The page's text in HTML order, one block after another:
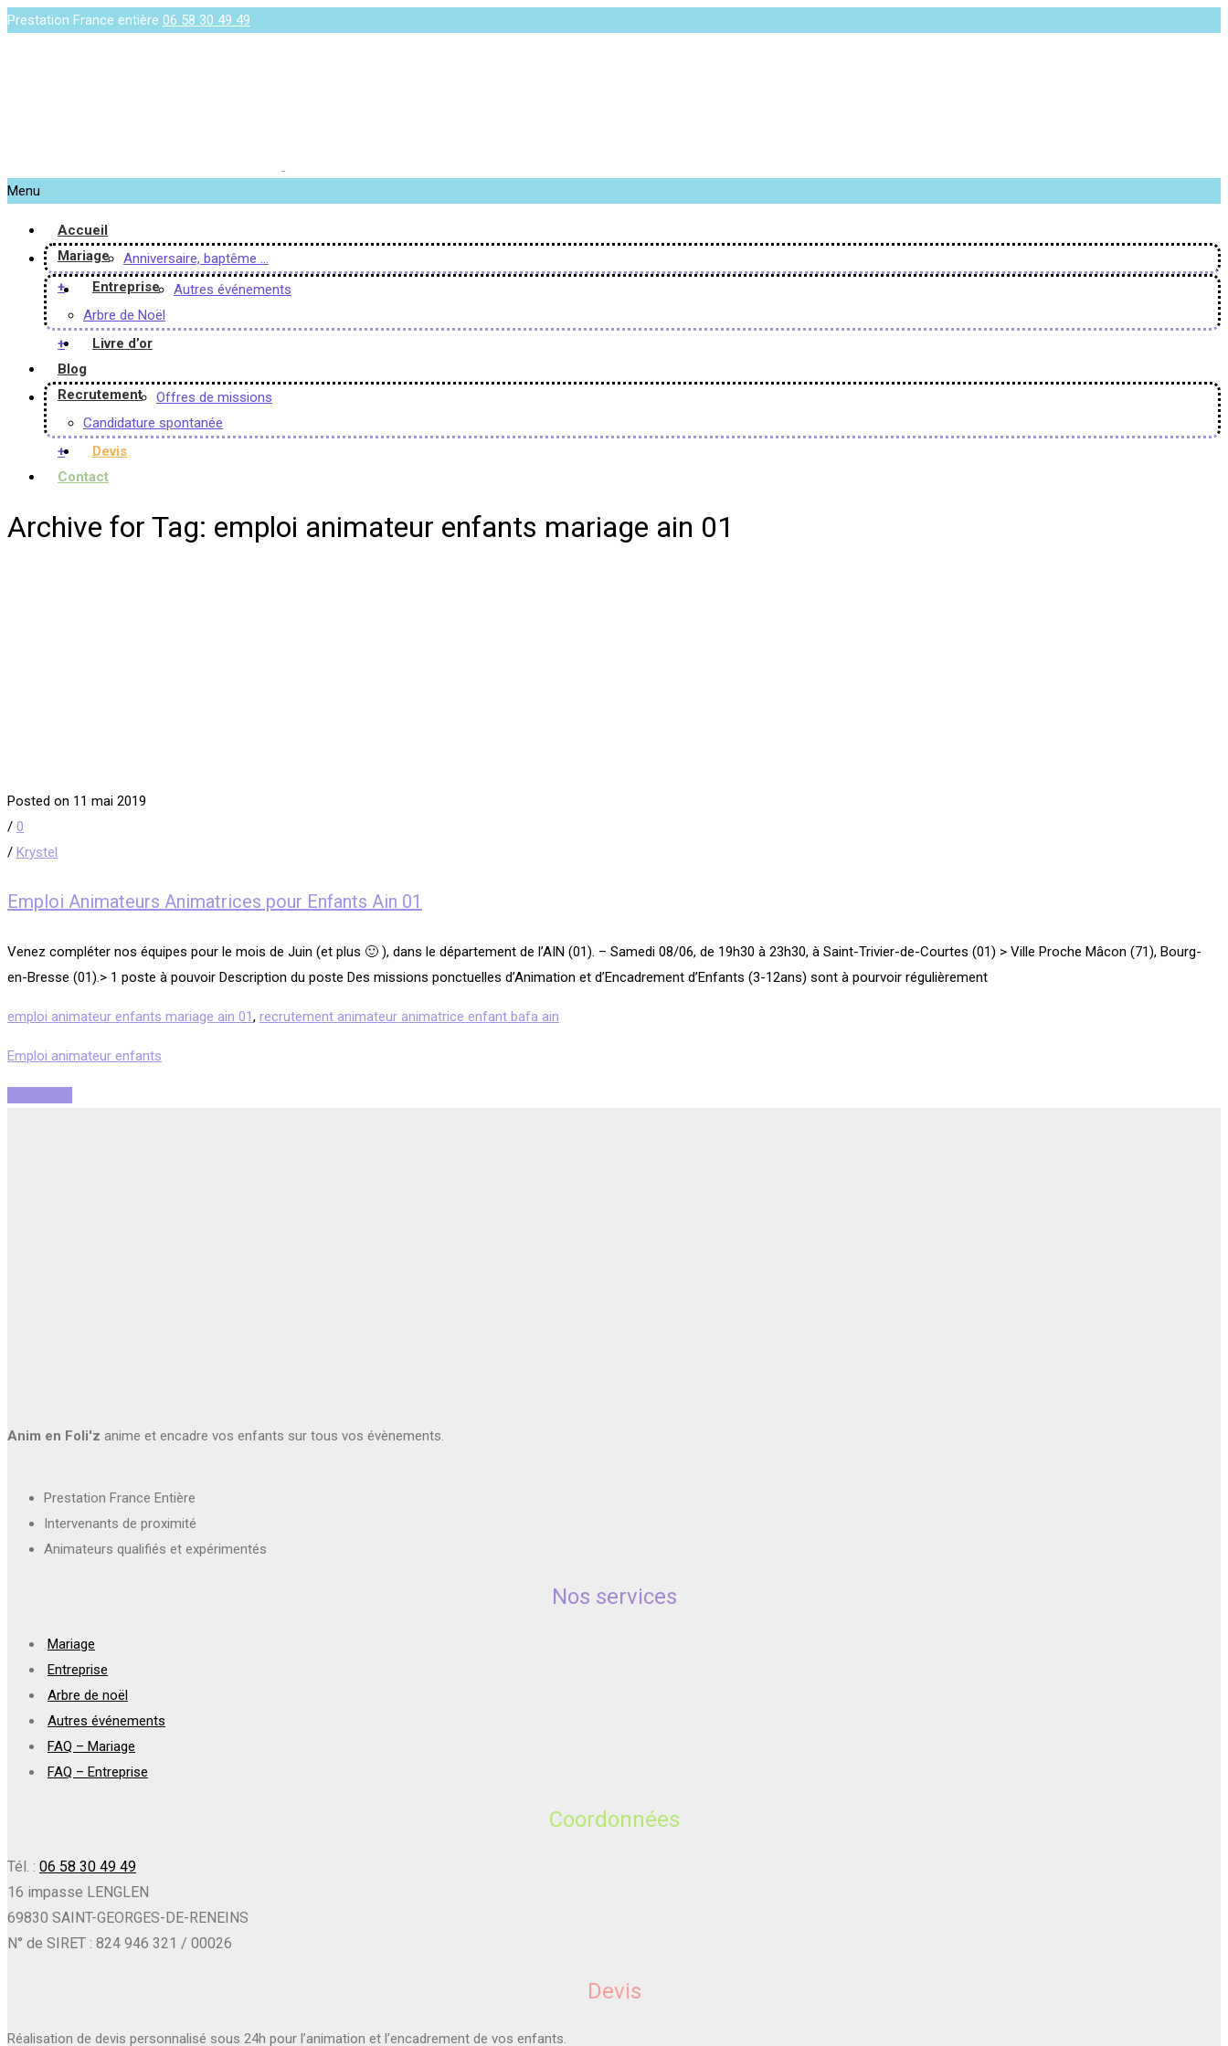
Prestation France entière 06 58 30 49 49
Menu
Accueil
Mariage
Anniversaire, baptême …
+
Entreprise
Autres événements
Arbre de Noël
+
Livre d’or
Blog
Recrutement
Offres de missions
Candidature spontanée
+
Devis
Contact
Archive for Tag: emploi animateur enfants mariage ain 01
Posted on 11 mai 2019
/ 0
/ Krystel
Emploi Animateurs Animatrices pour Enfants Ain 01
Venez compléter nos équipes pour le mois de Juin (et plus 🙂 ), dans le département de l’AIN (01). – Samedi 08/06, de 19h30 à 23h30, à Saint-Trivier-de-Courtes (01) > Ville Proche Mâcon (71), Bourg-
en-Bresse (01).> 1 poste à pouvoir Description du poste Des missions ponctuelles d’Animation et d’Encadrement d’Enfants (3-12ans) sont à pourvoir régulièrement
emploi animateur enfants mariage ain 01, recrutement animateur animatrice enfant bafa ain
Emploi animateur enfants
Anim en Foli'z anime et encadre vos enfants sur tous vos évènements.
Prestation France Entière
Intervenants de proximité
Animateurs qualifiés et expérimentés
Nos services
Mariage
Entreprise
Arbre de noël
Autres événements
FAQ – Mariage
FAQ – Entreprise
Coordonnées
Tél. : 06 58 30 49 49
16 impasse LENGLEN
69830 SAINT-GEORGES-DE-RENEINS
N° de SIRET : 824 946 321 / 00026
Devis
Réalisation de devis personnalisé sous 24h pour l’animation et l’encadrement de vos enfants.